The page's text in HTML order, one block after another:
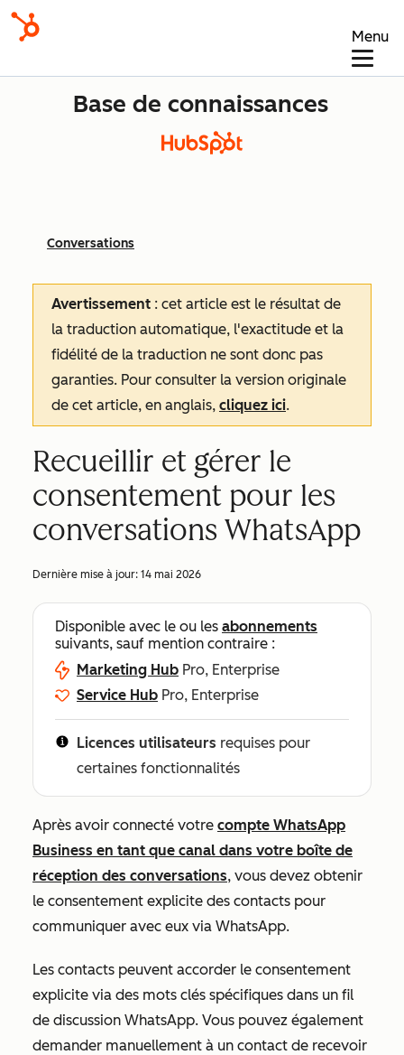
Menu
Base de connaissances
Conversations
Avertissement : cet article est le résultat de
la traduction automatique, l'exactitude et la
fidélité de la traduction ne sont donc pas
garanties. Pour consulter la version originale
de cet article, en anglais, cliquez ici.
Recueillir et gérer le
consentement pour les
conversations WhatsApp
Dernière mise à jour: 14 mai 2026
Disponible avec le ou les abonnements
suivants, sauf mention contraire :
Marketing Hub Pro, Enterprise
Service Hub Pro, Enterprise
Licences utilisateurs requises pour
certaines fonctionnalités
Après avoir connecté votre compte WhatsApp
Business en tant que canal dans votre boîte de
réception des conversations, vous devez obtenir
le consentement explicite des contacts pour
communiquer avec eux via WhatsApp.
Les contacts peuvent accorder le consentement
explicite via des mots clés spécifiques dans un fil
de discussion WhatsApp. Vous pouvez également
demander manuellement à un contact de recevoir